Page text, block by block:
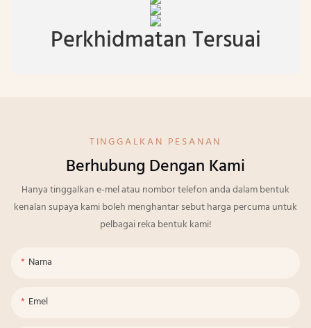
Perkhidmatan Tersuai
TINGGALKAN PESANAN
Berhubung Dengan Kami
Hanya tinggalkan e-mel atau nombor telefon anda dalam bentuk
kenalan supaya kami boleh menghantar sebut harga percuma untuk
pelbagai reka bentuk kami!
Nama
Emel